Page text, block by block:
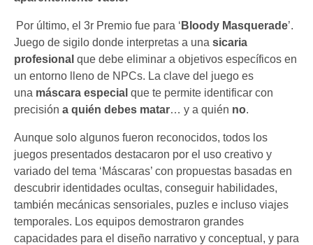
Por último, el 3r Premio fue para ‘ Bloody Masquerade’.
Juego de sigilo donde interpretas a una sicaria
profesional que debe eliminar a objetivos específicos en
un entorno lleno de NPCs. La clave del juego es
una máscara especial que te permite identificar con
precisión a quién debes matar… y a quién no.
Aunque solo algunos fueron reconocidos, todos los
juegos presentados destacaron por el uso creativo y
variado del tema ‘Máscaras’ con propuestas basadas en
descubrir identidades ocultas, conseguir habilidades,
también mecánicas sensoriales, puzles e incluso viajes
temporales. Los equipos demostraron grandes
capacidades para el diseño narrativo y conceptual, y para